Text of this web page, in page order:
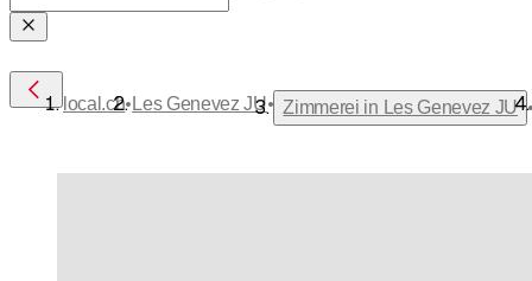
local.ch• Les Genevez JU• Zimmerei in Les Genevez JU •